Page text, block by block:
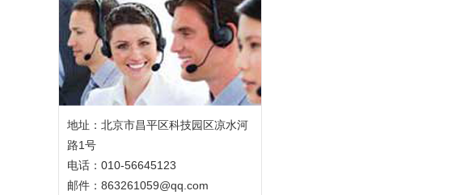
地址：北京市昌平区科技园区凉水河
路1号
电话：010-56645123
邮件：863261059@qq.com